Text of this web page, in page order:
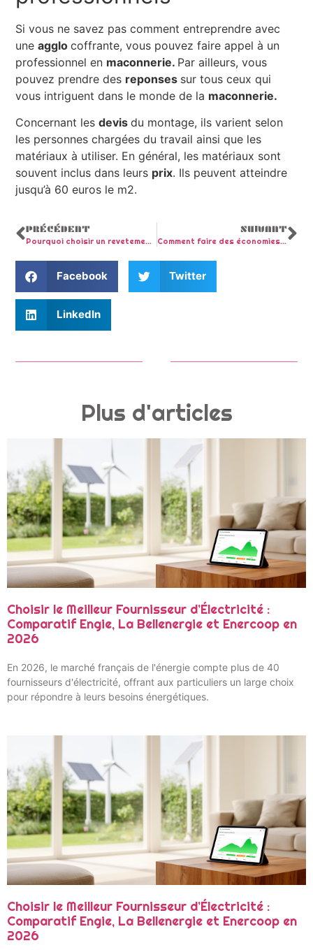
Si vous ne savez pas comment entreprendre avec
uneagglocoffrante, vous pouvez faire appel à un
professionnel en maconnerie. Par ailleurs, vous
pouvez prendre des reponses sur tous ceux qui
vous intriguent dans le monde de la maconnerie.
Concernant lesdevisdu montage, ils varient selon
les personnes chargées du travail ainsi que les
matériaux à utiliser. En général, les matériaux sont
souvent inclus dans leurs prix. Ils peuvent atteindre
jusqu’à 60 euros le m2.
PRÉCÉDENT
Pourquoi choisir un revetement de sol en stratifié?
SUIVANT
Comment faire des économies d’énergie ?
Facebook Twitter
LinkedIn
Plus d'articles
Choisir le Meilleur Fournisseur d’Électricité :
Comparatif Engie, La Bellenergie et Enercoop en
2026
En 2026, le marché français de l'énergie compte plus de 40
fournisseurs d'électricité, offrant aux particuliers un large choix
pour répondre à leurs besoins énergétiques.
Choisir le Meilleur Fournisseur d’Électricité :
Comparatif Engie, La Bellenergie et Enercoop en
2026